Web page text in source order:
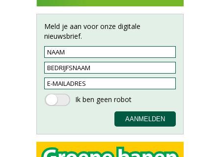
Meld je aan voor onze digitale
nieuwsbrief.